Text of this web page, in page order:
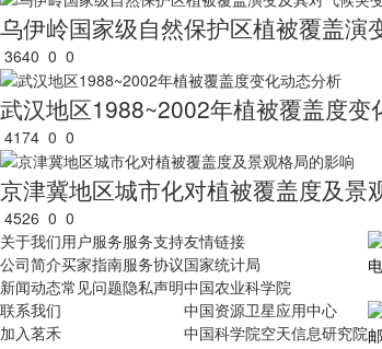
乌伊岭国家级自然保护区植被覆盖演
3640 0 0
武汉地区1988~2002年植被覆盖度变
4174 0 0
京津冀地区城市化对植被覆盖度及景
4526 0 0
关于我们
公司简介
新闻动态
联系我们
加入茗禾
用户服务
买家指南
常见问题
服务支持
服务协议
隐私声明
友情链接
国家统计局
中国农业科学院
中国资源卫星应用中心
中国科学院空天信息研究院